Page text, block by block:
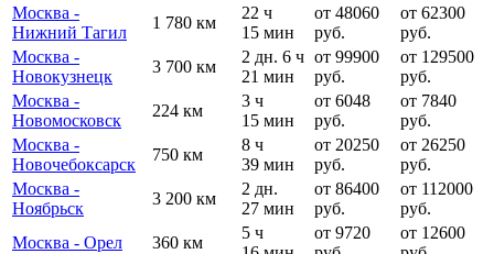
Москва -
Нижний Тагил
1 780 км
22 ч
15 мин
от 48060
руб.
от 62300
руб.
Москва -
Новокузнецк
3 700 км
2 дн. 6 ч
21 мин
от 99900
руб.
от 129500
руб.
Москва -
Новомосковск
224 км
3 ч
15 мин
от 6048
руб.
от 7840
руб.
Москва -
Новочебоксарск
750 км
8 ч
39 мин
от 20250
руб.
от 26250
руб.
Москва -
Ноябрьск
3 200 км
2 дн.
27 мин
от 86400
руб.
от 112000
руб.
Москва - Орел
360 км
5 ч
от 9720
от 12600